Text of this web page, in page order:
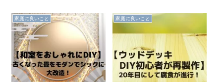
家庭に良いこと 家庭に良いこと